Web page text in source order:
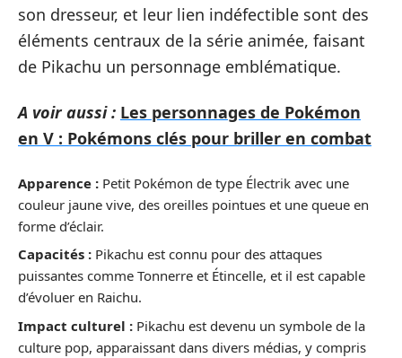
son dresseur, et leur lien indéfectible sont des
éléments centraux de la série animée, faisant
de Pikachu un personnage emblématique.
A voir aussi : Les personnages de Pokémon
en V : Pokémons clés pour briller en combat
Apparence : Petit Pokémon de type Électrik avec une
couleur jaune vive, des oreilles pointues et une queue en
forme d’éclair.
Capacités : Pikachu est connu pour des attaques
puissantes comme Tonnerre et Étincelle, et il est capable
d’évoluer en Raichu.
Impact culturel : Pikachu est devenu un symbole de la
culture pop, apparaissant dans divers médias, y compris